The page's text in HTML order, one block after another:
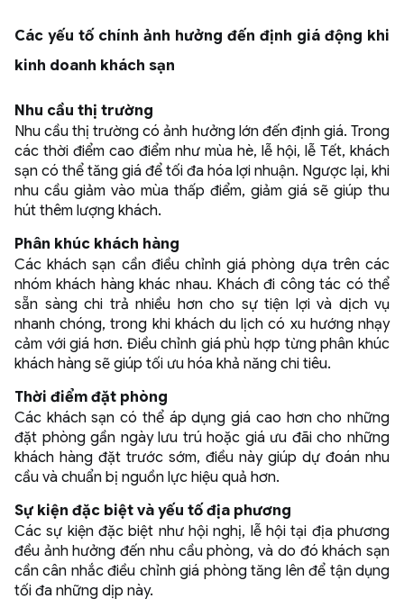
Các yếu tố chính ảnh hưởng đến định giá động khi
kinh doanh khách sạn
Nhu cầu thị trường
Nhu cầu thị trường có ảnh hưởng lớn đến định giá. Trong
các thời điểm cao điểm như mùa hè, lễ hội, lễ Tết, khách
sạn có thể tăng giá để tối đa hóa lợi nhuận. Ngược lại, khi
nhu cầu giảm vào mùa thấp điểm, giảm giá sẽ giúp thu
hút thêm lượng khách.
Phân khúc khách hàng
Các khách sạn cần điều chỉnh giá phòng dựa trên các
nhóm khách hàng khác nhau. Khách đi công tác có thể
sẵn sàng chi trả nhiều hơn cho sự tiện lợi và dịch vụ
nhanh chóng, trong khi khách du lịch có xu hướng nhạy
cảm với giá hơn. Điều chỉnh giá phù hợp từng phân khúc
khách hàng sẽ giúp tối ưu hóa khả năng chi tiêu.
Thời điểm đặt phòng
Các khách sạn có thể áp dụng giá cao hơn cho những
đặt phòng gần ngày lưu trú hoặc giá ưu đãi cho những
khách hàng đặt trước sớm, điều này giúp dự đoán nhu
cầu và chuẩn bị nguồn lực hiệu quả hơn.
Sự kiện đặc biệt và yếu tố địa phương
Các sự kiện đặc biệt như hội nghị, lễ hội tại địa phương
đều ảnh hưởng đến nhu cầu phòng, và do đó khách sạn
cần cân nhắc điều chỉnh giá phòng tăng lên để tận dụng
tối đa những dịp này.